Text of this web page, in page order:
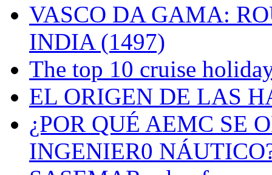
VASCO DA GAMA:
INDIA (1497)
The top 10 cruise
EL ORIGEN DE LAS
¿POR QUÉ AEMC SE
INGENIER0